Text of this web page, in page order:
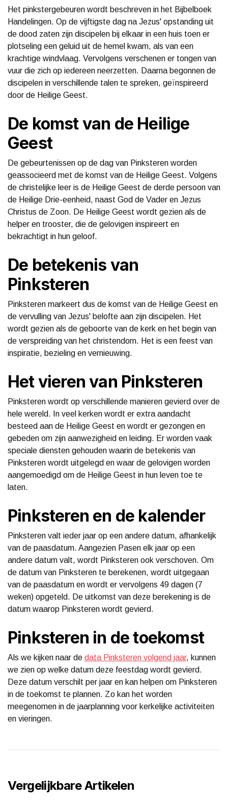
Het pinkstergebeuren wordt beschreven in het Bijbelboek
Handelingen. Op de vijftigste dag na Jezus' opstanding uit
de dood zaten zijn discipelen bij elkaar in een huis toen er
plotseling een geluid uit de hemel kwam, als van een
krachtige windvlaag. Vervolgens verschenen er tongen van
vuur die zich op iedereen neerzetten. Daarna begonnen de
discipelen in verschillende talen te spreken, geïnspireerd
door de Heilige Geest.
De komst van de Heilige
Geest
De gebeurtenissen op de dag van Pinksteren worden
geassocieerd met de komst van de Heilige Geest. Volgens
de christelijke leer is de Heilige Geest de derde persoon van
de Heilige Drie-eenheid, naast God de Vader en Jezus
Christus de Zoon. De Heilige Geest wordt gezien als de
helper en trooster, die de gelovigen inspireert en
bekrachtigt in hun geloof.
De betekenis van
Pinksteren
Pinksteren markeert dus de komst van de Heilige Geest en
de vervulling van Jezus' belofte aan zijn discipelen. Het
wordt gezien als de geboorte van de kerk en het begin van
de verspreiding van het christendom. Het is een feest van
inspiratie, bezieling en vernieuwing.
Het vieren van Pinksteren
Pinksteren wordt op verschillende manieren gevierd over de
hele wereld. In veel kerken wordt er extra aandacht
besteed aan de Heilige Geest en wordt er gezongen en
gebeden om zijn aanwezigheid en leiding. Er worden vaak
speciale diensten gehouden waarin de betekenis van
Pinksteren wordt uitgelegd en waar de gelovigen worden
aangemoedigd om de Heilige Geest in hun leven toe te
laten.
Pinksteren en de kalender
Pinksteren valt ieder jaar op een andere datum, afhankelijk
van de paasdatum. Aangezien Pasen elk jaar op een
andere datum valt, wordt Pinksteren ook verschoven. Om
de datum van Pinksteren te berekenen, wordt uitgegaan
van de paasdatum en wordt er vervolgens 49 dagen (7
weken) opgeteld. De uitkomst van deze berekening is de
datum waarop Pinksteren wordt gevierd.
Pinksteren in de toekomst
Als we kijken naar de data Pinksteren volgend jaar, kunnen
we zien op welke datum deze feestdag wordt gevierd.
Deze datum verschilt per jaar en kan helpen om Pinksteren
in de toekomst te plannen. Zo kan het worden
meegenomen in de jaarplanning voor kerkelijke activiteiten
en vieringen.
Vergelijkbare Artikelen